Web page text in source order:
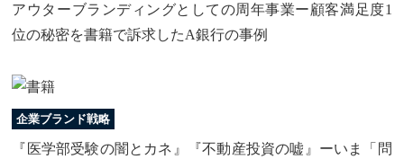
アウターブランディングとしての周年事業ー顧客満足度1
位の秘密を書籍で訴求したA銀行の事例
企業ブランド戦略
『医学部受験の闇とカネ』『不動産投資の嘘』ーいま「問